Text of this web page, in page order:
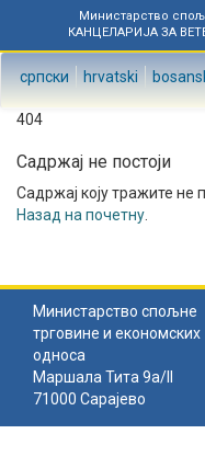
Министарство
КАНЦЕЛАРИЈА ЗА
српски hrvatski
404
Садржај не постоји
Садржај коју тражите не
Назад на почетну
Министарство спољне
трговине и економских
односа
Маршала Тита 9а/II
71000 Сарајево